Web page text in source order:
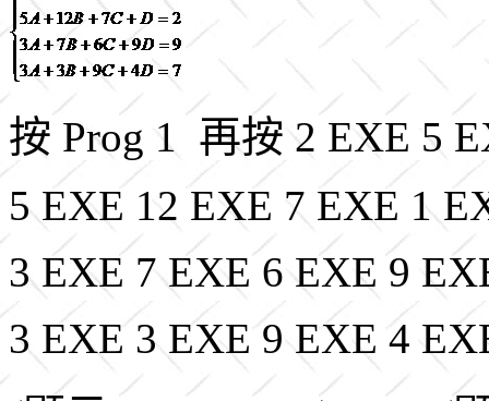
按 Prog 1 再按 2 EXE 5
5 EXE 12 EXE 7 EXE 1
3 EXE 7 EXE 6 EXE 9
3 EXE 3 EXE 9 EXE 4